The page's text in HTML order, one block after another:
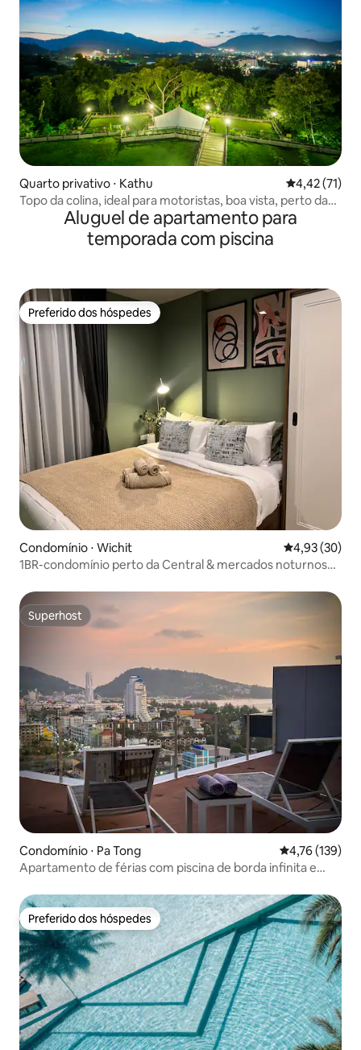
Quarto privativo ⋅ Kathu 4,42 de uma
4,42 (71)
Topo da colina, ideal para motoristas, boa vista, perto da
Aluguel de apartamento para
temporada com piscina
Preferido dos hóspedes
Preferido dos hóspedes
Condomínio ⋅ Wichit 4,93 de uma
4,93 (30)
1BR-condomínio perto da Central & mercados noturnos
Superhost
Superhost
Condomínio ⋅ Pa Tong 4,76 de uma
4,76 (139)
Apartamento de férias com piscina de borda infinita e
Preferido dos hóspedes
Preferido dos hóspedes